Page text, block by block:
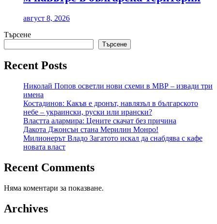
август 8, 2026
Търсене
Търсене
Recent Posts
Николай Попов осветли нови схеми в МВР – извади три
имена
Костадинов: Какъв е дронът, навлязъл в българското
небе – украински, руски или ирански?
Властта алармира: Цените скачат без причина
Дакота Джонсън стана Мерилин Монро!
Милионерът Владо Загатото искал да снабдява с кафе
новата власт
Recent Comments
Няма коментари за показване.
Archives